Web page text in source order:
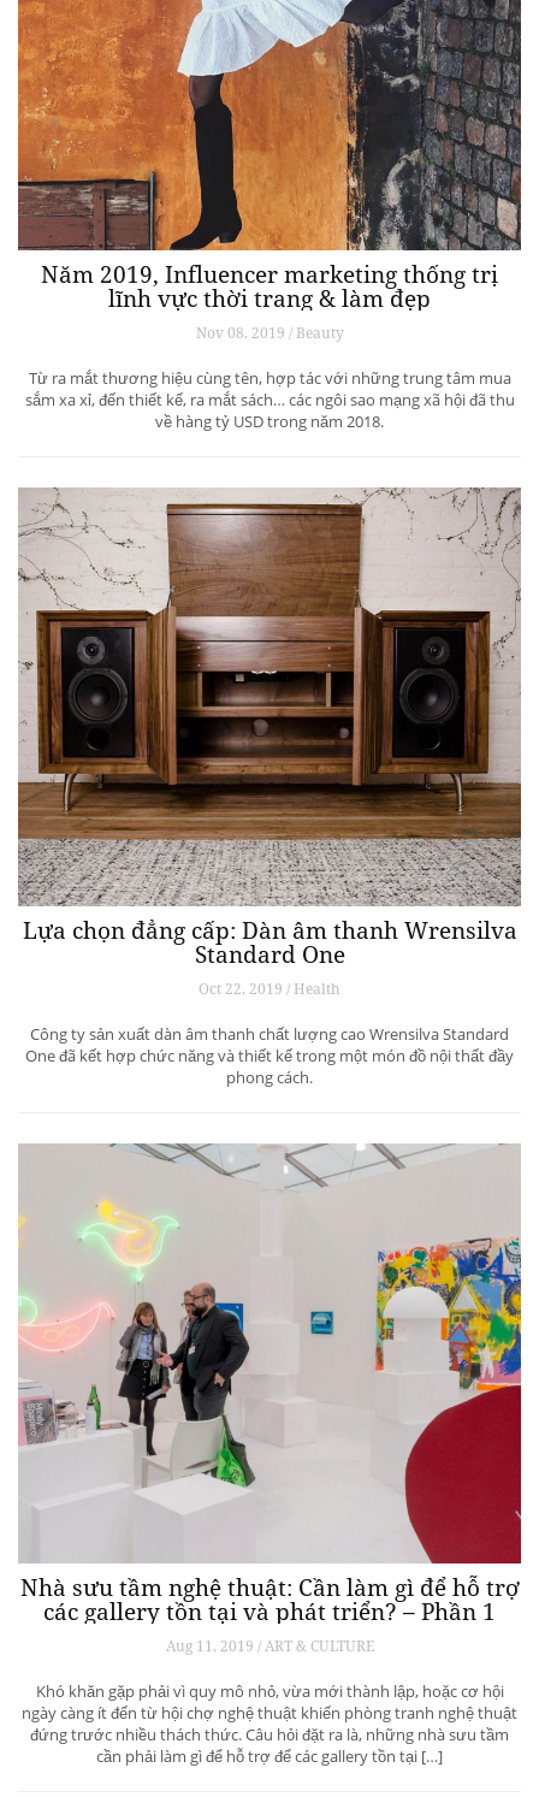
Năm 2019, Influencer marketing thống trị
lĩnh vực thời trang & làm đẹp
Nov 08, 2019 / Beauty
Từ ra mắt thương hiệu cùng tên, hợp tác với những trung tâm mua
sắm xa xỉ, đến thiết kế, ra mắt sách… các ngôi sao mạng xã hội đã thu
về hàng tỷ USD trong năm 2018.
Lựa chọn đẳng cấp: Dàn âm thanh Wrensilva
Standard One
Oct 22, 2019 / Health
Công ty sản xuất dàn âm thanh chất lượng cao Wrensilva Standard
One đã kết hợp chức năng và thiết kế trong một món đồ nội thất đầy
phong cách.
Nhà sưu tầm nghệ thuật: Cần làm gì để hỗ trợ
các gallery tồn tại và phát triển? – Phần 1
Aug 11, 2019 / ART & CULTURE
Khó khăn gặp phải vì quy mô nhỏ, vừa mới thành lập, hoặc cơ hội
ngày càng ít đến từ hội chợ nghệ thuật khiến phòng tranh nghệ thuật
đứng trước nhiều thách thức. Câu hỏi đặt ra là, những nhà sưu tầm
cần phải làm gì để hỗ trợ để các gallery tồn tại […]